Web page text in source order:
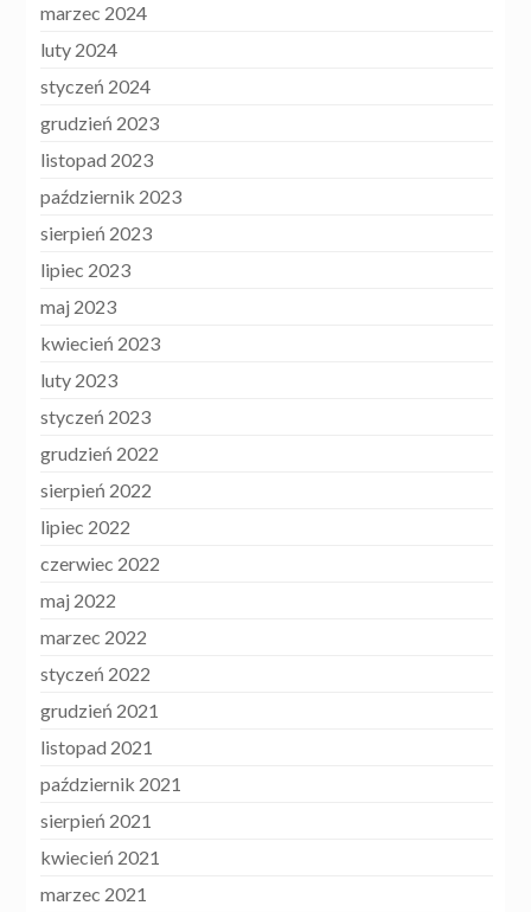
marzec 2024
luty 2024
styczeń 2024
grudzień 2023
listopad 2023
październik 2023
sierpień 2023
lipiec 2023
maj 2023
kwiecień 2023
luty 2023
styczeń 2023
grudzień 2022
sierpień 2022
lipiec 2022
czerwiec 2022
maj 2022
marzec 2022
styczeń 2022
grudzień 2021
listopad 2021
październik 2021
sierpień 2021
kwiecień 2021
marzec 2021